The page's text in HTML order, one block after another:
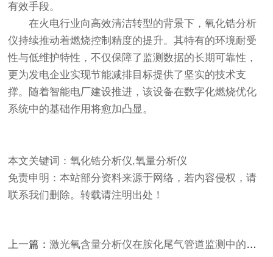
有效手段。
在火电行业向高效清洁转型的背景下，氧化锆分析
仪持续推动着燃烧控制精度的提升。其特有的环境耐受
性与低维护特性，不仅保障了监测数据的长期可靠性，
更为发电企业实现节能减排目标提供了坚实的技术支
撑。随着智能电厂建设推进，该设备在数字化燃烧优化
系统中的基础作用将愈加凸显。
本文关键词：氧化锆分析仪,氧量分析仪
免责申明：本站部分资料来源于网络，若内容侵权，请
联系我们删除。转载请注明出处！
上一篇：激光氧含量分析仪在胺化尾气管道监测中的应用与技术特性